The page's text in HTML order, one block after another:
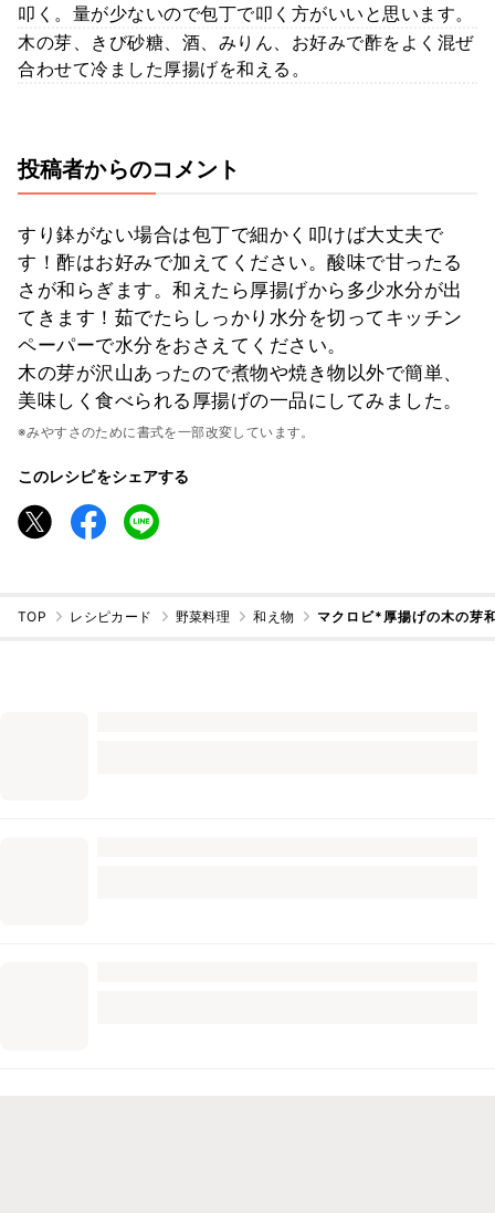
叩く。量が少ないので包丁で叩く方がいいと思います。
木の芽、きび砂糖、酒、みりん、お好みで酢をよく混ぜ
合わせて冷ました厚揚げを和える。
投稿者からのコメント
すり鉢がない場合は包丁で細かく叩けば大丈夫で
す！酢はお好みで加えてください。酸味で甘ったる
さが和らぎます。和えたら厚揚げから多少水分が出
てきます！茹でたらしっかり水分を切ってキッチン
ペーパーで水分をおさえてください。
木の芽が沢山あったので煮物や焼き物以外で簡単、
美味しく食べられる厚揚げの一品にしてみました。
※みやすさのために書式を一部改変しています。
このレシピをシェアする
TOP レシピカード 野菜料理 和え物 マクロビ*厚揚げの木の芽